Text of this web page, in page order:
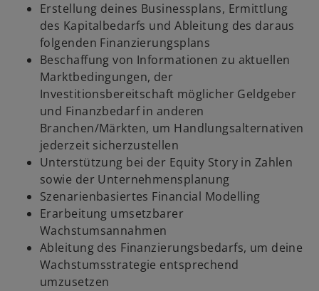
Erstellung deines Businessplans, Ermittlung
des Kapitalbedarfs und Ableitung des daraus
folgenden Finanzierungsplans
Beschaffung von Informationen zu aktuellen
Marktbedingungen, der
Investitionsbereitschaft möglicher Geldgeber
und Finanzbedarf in anderen
Branchen/Märkten, um Handlungsalternativen
jederzeit sicherzustellen
Unterstützung bei der Equity Story in Zahlen
sowie der Unternehmensplanung
Szenarienbasiertes Financial Modelling
Erarbeitung umsetzbarer
Wachstumsannahmen
Ableitung des Finanzierungsbedarfs, um deine
Wachstumsstrategie entsprechend
umzusetzen